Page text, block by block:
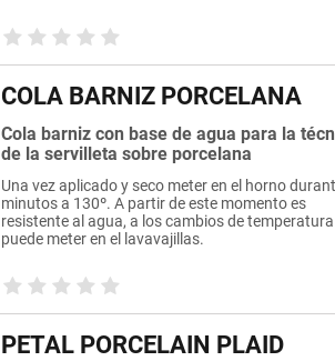
COLA BARNIZ PORCELANA
Cola barniz con base de agua para la
de la servilleta sobre porcelana
Una vez aplicado y seco meter en el horno
minutos a 130º. A partir de este momento es
resistente al agua, a los cambios de temperatura
puede meter en el lavavajillas.
PETAL PORCELAIN PLAID